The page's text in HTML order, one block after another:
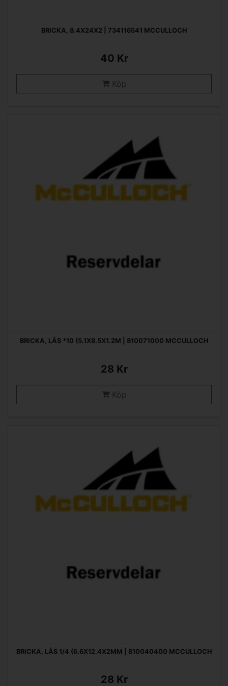
BRICKA, 8.4X24X2 | 734116541 MCCULLOCH
40 Kr
Köp
BRICKA, LÅS *10 (5.1X8.5X1.2M | 810071000 MCCULLOCH
28 Kr
Köp
BRICKA, LÅS 1/4 (6.6X12.4X2MM | 810040400 MCCULLOCH
28 Kr